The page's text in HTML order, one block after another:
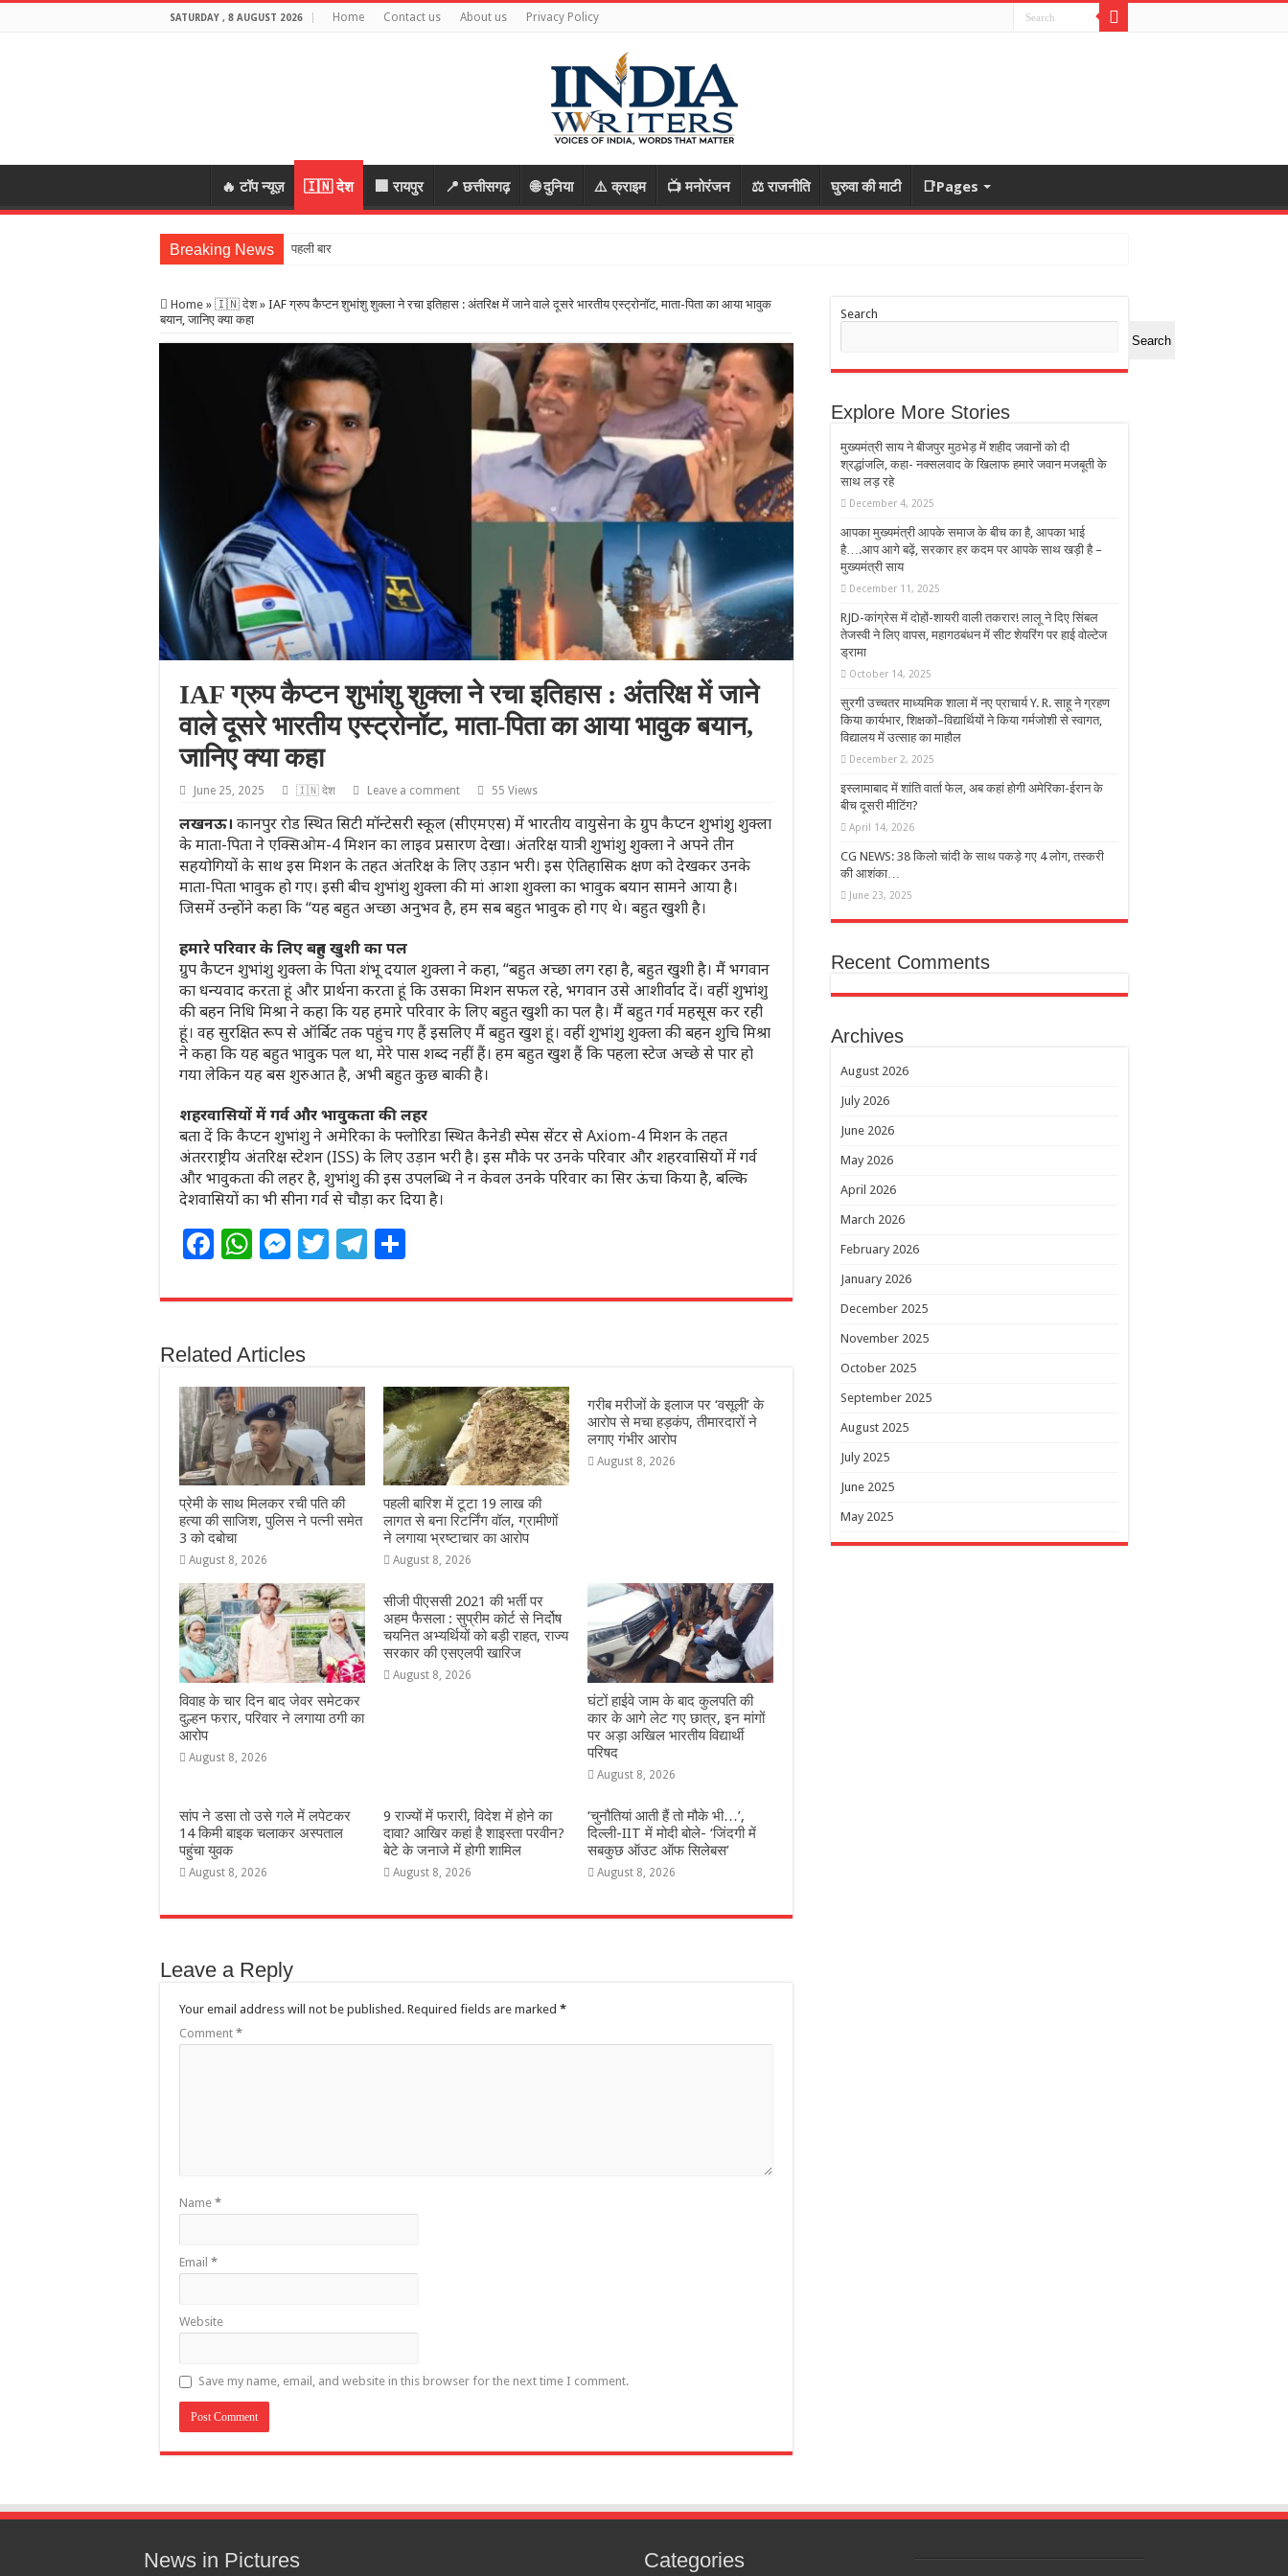
SATURDAY , 8 AUGUST 2026 Home Contact us About us Privacy Policy
🔥 टॉप न्यूज़ 🇮🇳 देश 🏢 रायपुर 📍 छत्तीसगढ़ 🌐 दुनिया ⚠️ क्राइम 📺 मनोरंजन ⚖️ राजनीति घुरुवा की माटी 📑Pages
Breaking News पहली बारिश में टूटा 19 लाख की
Home » 🇮🇳 देश » IAF ग्रुप कैप्टन शुभांशु शुक्ला ने रचा इतिहास : अंतरिक्ष में जाने वाले दूसरे भारतीय एस्ट्रोनॉट, माता-पिता का आया भावुक
बयान, जानिए क्या कहा
IAF ग्रुप कैप्टन शुभांशु शुक्ला ने रचा इतिहास : अंतरिक्ष में जाने
वाले दूसरे भारतीय एस्ट्रोनॉट, माता-पिता का आया भावुक बयान,
जानिए क्या कहा
June 25, 2025 🇮🇳 देश Leave a comment 55 Views
लखनऊ। कानपुर रोड स्थित सिटी मॉन्टेसरी स्कूल (सीएमएस) में भारतीय वायुसेना के ग्रुप कैप्टन शुभांशु शुक्ला
के माता-पिता ने एक्सिओम-4 मिशन का लाइव प्रसारण देखा। अंतरिक्ष यात्री शुभांशु शुक्ला ने अपने तीन
सहयोगियों के साथ इस मिशन के तहत अंतरिक्ष के लिए उड़ान भरी। इस ऐतिहासिक क्षण को देखकर उनके
माता-पिता भावुक हो गए। इसी बीच शुभांशु शुक्ला की मां आशा शुक्ला का भावुक बयान सामने आया है।
जिसमें उन्होंने कहा कि “यह बहुत अच्छा अनुभव है, हम सब बहुत भावुक हो गए थे। बहुत खुशी है।
हमारे परिवार के लिए बहुत खुशी का पल
ग्रुप कैप्टन शुभांशु शुक्ला के पिता शंभू दयाल शुक्ला ने कहा, “बहुत अच्छा लग रहा है, बहुत खुशी है। मैं भगवान
का धन्यवाद करता हूं और प्रार्थना करता हूं कि उसका मिशन सफल रहे, भगवान उसे आशीर्वाद दें। वहीं शुभांशु
की बहन निधि मिश्रा ने कहा कि यह हमारे परिवार के लिए बहुत खुशी का पल है। मैं बहुत गर्व महसूस कर रही
हूं। वह सुरक्षित रूप से ऑर्बिट तक पहुंच गए हैं इसलिए मैं बहुत खुश हूं। वहीं शुभांशु शुक्ला की बहन शुचि मिश्रा
ने कहा कि यह बहुत भावुक पल था, मेरे पास शब्द नहीं हैं। हम बहुत खुश हैं कि पहला स्टेज अच्छे से पार हो
गया लेकिन यह बस शुरुआत है, अभी बहुत कुछ बाकी है।
शहरवासियों में गर्व और भावुकता की लहर
बता दें कि कैप्टन शुभांशु ने अमेरिका के फ्लोरिडा स्थित कैनेडी स्पेस सेंटर से Axiom-4 मिशन के तहत
अंतरराष्ट्रीय अंतरिक्ष स्टेशन (ISS) के लिए उड़ान भरी है। इस मौके पर उनके परिवार और शहरवासियों में गर्व
और भावुकता की लहर है, शुभांशु की इस उपलब्धि ने न केवल उनके परिवार का सिर ऊंचा किया है, बल्कि
देशवासियों का भी सीना गर्व से चौड़ा कर दिया है।
F
c
e
b
o
o
k
W
at
s
A
p
p
M
ss
n
g
e
r
T
itt
T
e
m
ar
Related Articles
प्रेमी के साथ मिलकर रची पति की
हत्या की साजिश, पुलिस ने पत्नी समेत
3 को दबोचा
August 8, 2026
पहली बारिश में टूटा 19 लाख की
लागत से बना रिटर्निंग वॉल, ग्रामीणों
ने लगाया भ्रष्टाचार का आरोप
August 8, 2026
गरीब मरीजों के इलाज पर ‘वसूली’ के
आरोप से मचा हड़कंप, तीमारदारों ने
लगाए गंभीर आरोप
August 8, 2026
विवाह के चार दिन बाद जेवर समेटकर
दुल्हन फरार, परिवार ने लगाया ठगी का
आरोप
August 8, 2026
सीजी पीएससी 2021 की भर्ती पर
अहम फैसला : सुप्रीम कोर्ट से निर्दोष
चयनित अभ्यर्थियों को बड़ी राहत, राज्य
सरकार की एसएलपी खारिज
August 8, 2026
घंटों हाईवे जाम के बाद कुलपति की
कार के आगे लेट गए छात्र, इन मांगों
पर अड़ा अखिल भारतीय विद्यार्थी
परिषद
August 8, 2026
सांप ने डसा तो उसे गले में लपेटकर
14 किमी बाइक चलाकर अस्पताल
पहुंचा युवक
August 8, 2026
9 राज्‍यों में फरारी, व‍िदेश में होने का
दावा? आख‍िर कहां है शाइस्‍ता परवीन?
बेटे के जनाजे में होगी शामिल
August 8, 2026
‘चुनौतियां आती हैं तो मौके भी…’,
दिल्ली-IIT में मोदी बोले- ‘जिंदगी में
सबकुछ ऑउट ऑफ सिलेबस’
August 8, 2026
Leave a Reply
Your email address will not be published. Required fields are marked *
Comment *
Name *
Email *
Website
Save my name, email, and website in this browser for the next time I comment.
Search
Search
Explore More Stories
मुख्यमंत्री साय ने बीजपुर मुठभेड़ में शहीद जवानों को दी
श्रद्धांजलि, कहा- नक्सलवाद के खिलाफ हमारे जवान मजबूती के
साथ लड़ रहे
December 4, 2025
आपका मुख्यमंत्री आपके समाज के बीच का है, आपका भाई
है….आप आगे बढ़ें, सरकार हर कदम पर आपके साथ खड़ी है –
मुख्यमंत्री साय
December 11, 2025
RJD-कांग्रेस में दोहों-शायरी वाली तकरार! लालू ने दिए सिंबल
तेजस्वी ने लिए वापस, महागठबंधन में सीट शेयरिंग पर हाई वोल्टेज
ड्रामा
October 14, 2025
सुरगी उच्चतर माध्यमिक शाला में नए प्राचार्य Y. R. साहू ने ग्रहण
किया कार्यभार, शिक्षकों–विद्यार्थियों ने किया गर्मजोशी से स्वागत,
विद्यालय में उत्साह का माहौल
December 2, 2025
इस्लामाबाद में शांति वार्ता फेल, अब कहां होगी अमेरिका-ईरान के
बीच दूसरी मीटिंग?
April 14, 2026
CG NEWS: 38 किलो चांदी के साथ पकड़े गए 4 लोग, तस्करी
की आशंका…
June 23, 2025
Recent Comments
Archives
August 2026
July 2026
June 2026
May 2026
April 2026
March 2026
February 2026
January 2026
December 2025
November 2025
October 2025
September 2025
August 2025
July 2025
June 2025
May 2025
News in Pictures Categories